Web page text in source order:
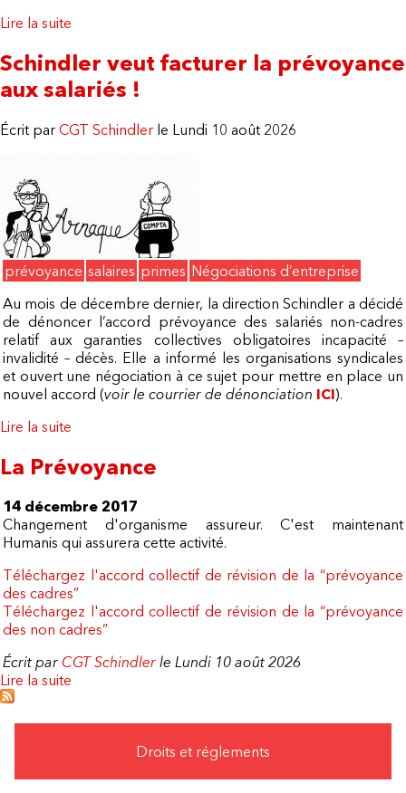
Lire la suite
Schindler veut facturer la prévoyance
aux salariés !
Écrit par CGT Schindler le Lundi 10 août 2026
prévoyance salaires primes Négociations d’entreprise
Au mois de décembre dernier, la direction Schindler a décidé
de dénoncer l’accord prévoyance des salariés non-cadres
relatif aux garanties collectives obligatoires incapacité –
invalidité – décès. Elle a informé les organisations syndicales
et ouvert une négociation à ce sujet pour mettre en place un
nouvel accord (voir le courrier de dénonciation ICI).
Lire la suite
La Prévoyance
14 décembre 2017
Changement d'organisme assureur. C'est maintenant
Humanis qui assurera cette activité.
Téléchargez l'accord collectif de révision de la “prévoyance
des cadres”
Téléchargez l'accord collectif de révision de la “prévoyance
des non cadres”
Écrit par CGT Schindler le Lundi 10 août 2026
Lire la suite
Droits et réglements